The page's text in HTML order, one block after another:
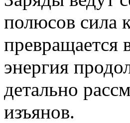
полюсов сила
превращается
энергия
детально
изъянов.